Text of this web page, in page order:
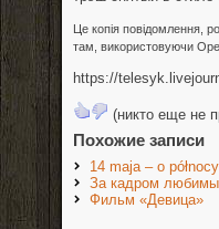
Це копія повідомлення,
там, використовуючи
https://
(никто еще не
Похожие записи
14 maja – o
За кадром
Фильм «Девица»